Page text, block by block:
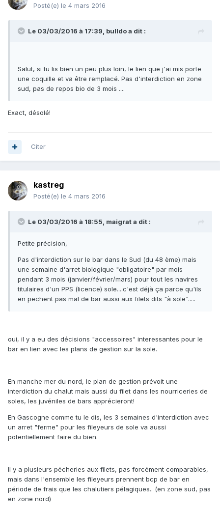
Posté(e) le 4 mars 2016
Le 03/03/2016 à 17:39, bulldo a dit :
Salut, si tu lis bien un peu plus loin, le lien que j'ai mis porte
une coquille et va être remplacé. Pas d'interdiction en zone
sud, pas de repos bio de 3 mois ....
Exact, désolé!
Citer
kastreg
Posté(e) le 4 mars 2016
Le 03/03/2016 à 18:55, maigrat a dit :
Petite précision,
Pas d'interdiction sur le bar dans le Sud (du 48 ème) mais
une semaine d'arret biologique "obligatoire" par mois
pendant 3 mois (janvier/février/mars) pour tout les navires
titulaires d'un PPS (licence) sole....c'est déjà ça parce qu'ils
en pechent pas mal de bar aussi aux filets dits "à sole".....
oui, il y a eu des décisions "accessoires" interessantes pour le
bar en lien avec les plans de gestion sur la sole.
En manche mer du nord, le plan de gestion prévoit une
interdiction du chalut mais aussi du filet dans les nourriceries de
soles, les juvéniles de bars apprécieront!
En Gascogne comme tu le dis, les 3 semaines d'interdiction avec
un arret "ferme" pour les fileyeurs de sole va aussi
potentiellement faire du bien.
Il y a plusieurs pécheries aux filets, pas forcément comparables,
mais dans l'ensemble les fileyeurs prennent bcp de bar en
période de frais que les chalutiers pélagiques.. (en zone sud, pas
en zone nord)